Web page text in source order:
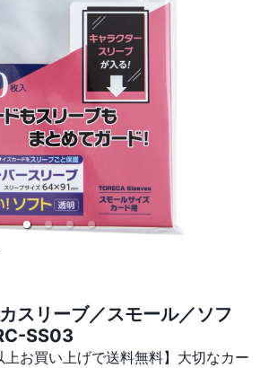
スリーブ／スモール／ソフ
SS03
上お買い上げで送料無料】大切なカー